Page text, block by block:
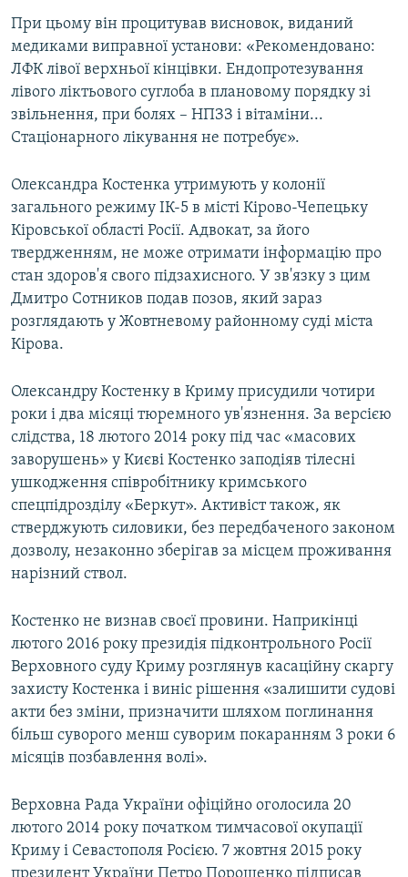
При цьому він процитував висновок, виданий
медиками виправної установи: «Рекомендовано:
ЛФК лівої верхньої кінцівки. Ендопротезування
лівого ліктьового суглоба в плановому порядку зі
звільнення, при болях – НПЗЗ і вітаміни...
Стаціонарного лікування не потребує».
Олександра Костенка утримують у колонії
загального режиму ІК-5 в місті Кірово-Чепецьку
Кіровської області Росії. Адвокат, за його
твердженням, не може отримати інформацію про
стан здоров'я свого підзахисного. У зв'язку з цим
Дмитро Сотников подав позов, який зараз
розглядають у Жовтневому районному суді міста
Кірова.
Олександру Костенку в Криму присудили чотири
роки і два місяці тюремного ув'язнення. За версією
слідства, 18 лютого 2014 року під час «масових
заворушень» у Києві Костенко заподіяв тілесні
ушкодження співробітнику кримського
спецпідрозділу «Беркут». Активіст також, як
стверджують силовики, без передбаченого законом
дозволу, незаконно зберігав за місцем проживання
нарізний ствол.
Костенко не визнав своєї провини. Наприкінці
лютого 2016 року президія підконтрольного Росії
Верховного суду Криму розглянув касаційну скаргу
захисту Костенка і виніс рішення «залишити судові
акти без зміни, призначити шляхом поглинання
більш суворого менш суворим покаранням 3 роки 6
місяців позбавлення волі».
Верховна Рада України офіційно оголосила 20
лютого 2014 року початком тимчасової окупації
Криму і Севастополя Росією. 7 жовтня 2015 року